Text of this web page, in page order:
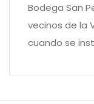
Bodega San
vecinos de la
cuando se